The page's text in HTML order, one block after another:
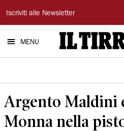
Il
Tirreno
Iscriviti alle Newsletter
MENU
Argento Maldini
Monna nella